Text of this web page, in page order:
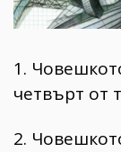
Wellness
1817
1.
четвърт от
2.